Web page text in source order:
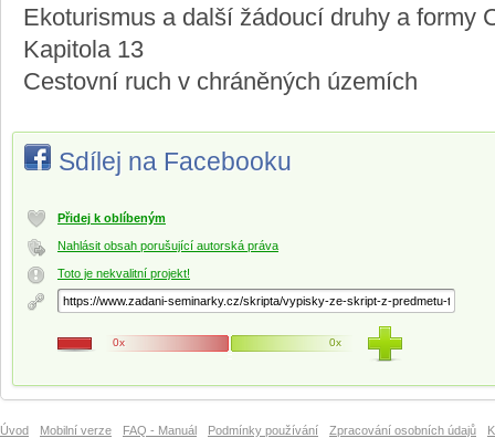
Ekoturismus a další žádoucí druhy a formy
Kapitola 13
Cestovní ruch v chráněných územích
Sdílej na Facebooku
Přidej k oblíbeným
Nahlásit obsah porušující autorská práva
Toto je nekvalitní projekt!
0x 0x
Úvod Mobilní verze FAQ - Manuál Podmínky používání Zpracování osobních údajů